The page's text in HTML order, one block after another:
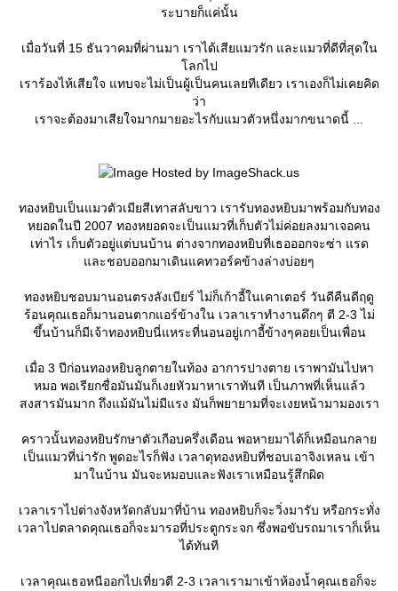
ระบายก็แค่นั้น
เมื่อวันที่ 15 ธันวาคมที่ผ่านมา เราได้เสียแมวรัก และแมวที่ดีที่สุดใน
ลกไป
เราร้องไห้เสียใจ แทบจะไม่เป็นผู้เป็นคนเลยทีเดียว เราเองก็ไม่เคยคิด
ว่า
เราจะต้องมาเสียใจมากมายอะไรกับแมวตัวหนึ่งมากขนาดนี้ ...
ทองหยิบเป็นแมวตัวเมียสีเทาสลับขาว เรารับทองหยิบมาพร้อมกับทอง
หยอดในปี 2007 ทองหยอดจะเป็นแมวที่เก็บตัวไม่ค่อยลงมาเจอคน
เท่าไร เก็บตัวอยู่แต่บนบ้าน ต่างจากทองหยิบที่เธอออกจะซ่า แรด
ละชอบออกมาเดินแคทวอร์คข้างล่างบ่อยๆ
ทองหยิบชอบมานอนตรงลังเบียร์ ไม่ก็เก้าอี้ในเคาเตอร์ วันดีคืนดีฤดู
ร้อนคุณเธอก็มานอนตากแอร์ข้างใน เวลาเราทำงานดึกๆ ตี 2-3 ไม่
ขึ้นบ้านก็มีเจ้าทองหยิบนี่แหระที่นอนอยู่เกาอี้ข้างๆคอยเป็นเพื่อน
เมื่อ 3 ปีก่อนทองหยิบลูกตายในท้อง อาการปางตาย เราพามันไปหา
หมอ พอเรียกชื่อมันมันก็เงยหัวมาหาเราทันที เป็นภาพที่เห็นแล้ว
สงสารมันมาก ถึงแม้มันไม่มีแรง มันก็พยายามที่จะเงยหน้ามามองเรา
คราวนั้นทองหยิบรักษาตัวเกือบครึ่งเดือน พอหายมาได้ก็เหมือนกลา
เป็นแมวที่น่ารัก พูดอะไรก็ฟัง เวลาดุทองหยิบที่ชอบเอาจิงเหลน เข้า
มาในบ้าน มันจะหมอบและฟังเราเหมือนรู้สึกผิด
เวลาเราไปต่างจังหวัดกลับมาที่บ้าน ทองหยิบก็จะวิ่งมารับ หรือกระทั่ง
เวลาไปตลาดคุณเธอก็จะมารอที่ประตูกระจก ซึ่งพอขับรถมาเราก็เห็น
ได้ทันที
เวลาคุณเธอหนีออกไปเที่ยวตี 2-3 เวลาเรามาเข้าห้องน้ำคุณเธอก็จะ